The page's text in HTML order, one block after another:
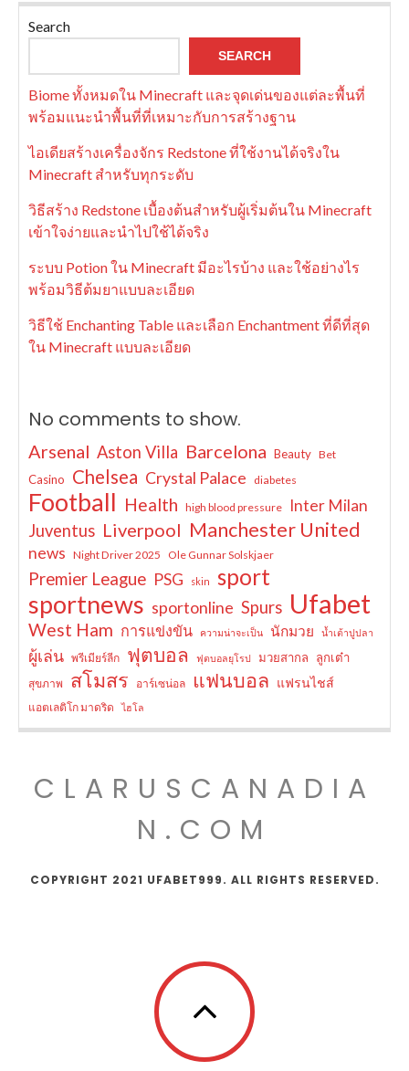
Search
SEARCH
Biome ทั้งหมดใน Minecraft และจุดเด่นของแต่ละพื้นที่
พร้อมแนะนำพื้นที่ที่เหมาะกับการสร้างฐาน
ไอเดียสร้างเครื่องจักร Redstone ที่ใช้งานได้จริงใน
Minecraft สำหรับทุกระดับ
วิธีสร้าง Redstone เบื้องต้นสำหรับผู้เริ่มต้นใน Minecraft
เข้าใจง่ายและนำไปใช้ได้จริง
ระบบ Potion ใน Minecraft มีอะไรบ้าง และใช้อย่างไร
พร้อมวิธีต้มยาแบบละเอียด
วิธีใช้ Enchanting Table และเลือก Enchantment ที่ดีที่สุด
ใน Minecraft แบบละเอียด
No comments to show.
Arsenal Aston Villa Barcelona Beauty Bet
Casino Chelsea Crystal Palace diabetes
Football Health high blood pressure Inter Milan
Juventus Liverpool Manchester United
news Night Driver 2025 Ole Gunnar Solskjaer
Premier League PSG skin sport
sportnews sportonline Spurs Ufabet
West Ham การแข่งขัน ความน่าจะเป็น นักมวย น้ำเต้าปูปลา
ผู้เล่น พรีเมียร์ลีก ฟุตบอล ฟุตบอลยุโรป มวยสากล ลูกเต๋า
สุขภาพ สโมสร อาร์เซน่อล แฟนบอล แฟรนไชส์
แอตเลติโก มาดริด ไฮโล
CLARUSCANADIA
N.COM
COPYRIGHT 2021 UFABET999. ALL RIGHTS RESERVED.